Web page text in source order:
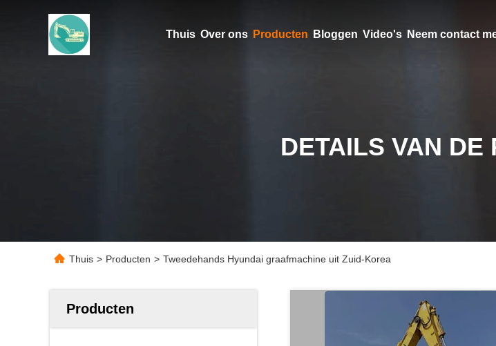
Thuis Over ons Producten Bloggen Video's Neem contact
DETAILS VAN DE
Thuis > Producten > Tweedehands Hyundai graafmachine uit Zuid-Korea
Producten